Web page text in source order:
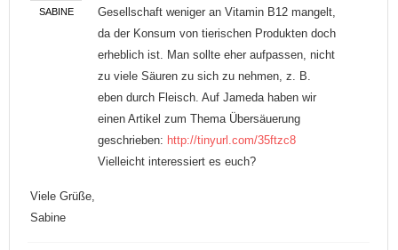
SABINE
Gesellschaft weniger an Vitamin B12 mangelt,
da der Konsum von tierischen Produkten doch
erheblich ist. Man sollte eher aufpassen, nicht
zu viele Säuren zu sich zu nehmen, z. B.
eben durch Fleisch. Auf Jameda haben wir
einen Artikel zum Thema Übersäuerung
geschrieben: http://tinyurl.com/35ftzc8
Vielleicht interessiert es euch?
Viele Grüße,
Sabine